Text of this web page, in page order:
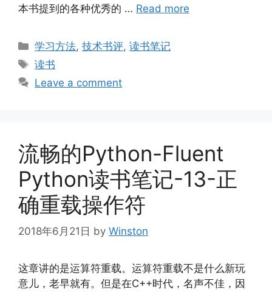
本书提到的各种优秀的 … Read more
Categories
学习方法,技术书评,读书笔记
Tags
读书
Leave a comment
流畅的Python-Fluent
Python读书笔记-13-正
确重载操作符
2018年6月21日 by Winston
这章讲的是运算符重载。运算符重载不是什么新玩
意儿，老早就有。但是在C++时代，名声不佳，因